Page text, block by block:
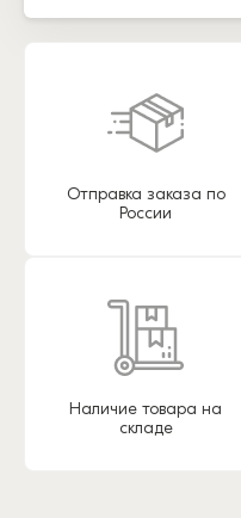
Отправка заказа по
России
Наличие товара на
складе